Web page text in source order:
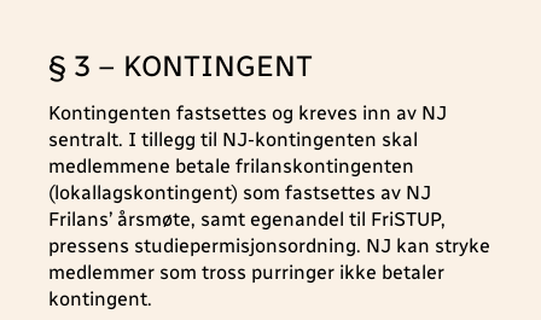
§ 3 – KONTINGENT
Kontingenten fastsettes og kreves inn av NJ
sentralt. I tillegg til NJ-kontingenten skal
medlemmene betale frilanskontingenten
(lokallagskontingent) som fastsettes av NJ
Frilans’ årsmøte, samt egenandel til FriSTUP,
pressens studiepermisjonsordning. NJ kan stryke
medlemmer som tross purringer ikke betaler
kontingent.